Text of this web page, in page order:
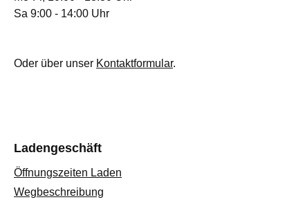
Sa 9:00 - 14:00 Uhr
Oder über unser Kontaktformular.
Ladengeschäft
Öffnungszeiten Laden
Wegbeschreibung